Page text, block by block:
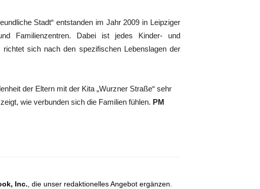
Stadt“ entstanden im Jahr 2009 in Leipziger
Familienzentren. Dabei ist jedes Kinder- und
sich nach den spezifischen Lebenslagen der
der Eltern mit der Kita „Wurzner Straße“ sehr
wie verbunden sich die Familien fühlen. PM
Inc. , die unser redaktionelles Angebot ergänzen.